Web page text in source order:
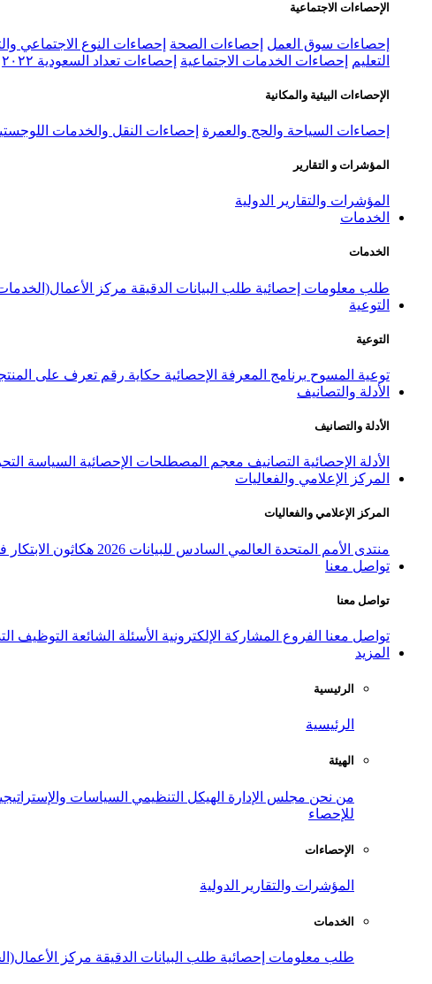
الإحصاءات الاجتماعية
إحصاءات سوق العمل إحصاءات الصحة إحصاءات النوع الاجتماعي
التعليم
إحصاءات الخدمات الاجتماعية إحصاءات تعداد السعودية ٢٠٢٢
الإحصاءات البيئية والمكانية
إحصاءات السياحة والحج والعمرة إحصاءات النقل والخدمات
المؤشرات و التقارير
المؤشرات والتقارير الدولية
الخدمات
الخدمات
طلب معلومات إحصائية طلب البيانات الدقيقة مركز
التوعية
التوعية
توعية المسوح برنامج المعرفة الإحصائية حكاية رقم تعرف على
الأدلة والتصانيف
الأدلة والتصانيف
الأدلة الإحصائية التصانيف معجم المصطلحات الإحصائية السياسة
المركز الإعلامي والفعاليات
المركز الإعلامي والفعاليات
منتدى الأمم المتحدة العالمي السادس للبيانات 2026 هكاثون الابتكار
تواصل معنا
تواصل معنا
تواصل معنا الفروع المشاركة الإلكترونية الأسئلة الشائعة التوظيف
المزيد
الرئيسية
الرئيسية
الهيئة
من نحن مجلس الإدارة الهيكل التنظيمي السياسات
للإحصاء
الإحصاءات
المؤشرات والتقارير الدولية
الخدمات
طلب معلومات إحصائية طلب البيانات الدقيقة مركز